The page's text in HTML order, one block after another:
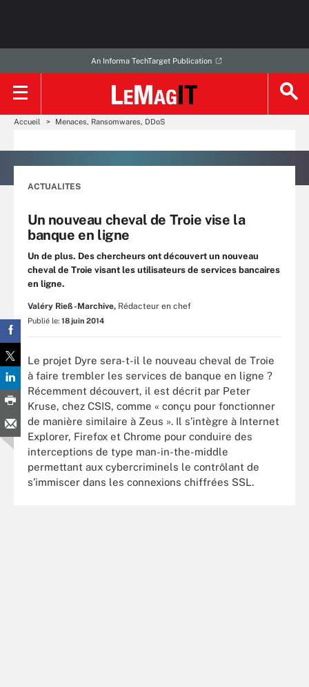
An Informa TechTarget Publication
Accueil Menaces, Ransomwares, DDoS
ACTUALITES
Un nouveau cheval de Troie vise la
banque en ligne
Un de plus. Des chercheurs ont découvert un nouveau
cheval de Troie visant les utilisateurs de services bancaires
en ligne.
Valéry Rieß-Marchive, Rédacteur en chef
Publié le: 18 juin 2014
Le projet Dyre sera-t-il le nouveau cheval de Troie
à faire trembler les services de banque en ligne ?
Récemment découvert, il est décrit par Peter
Kruse, chez CSIS, comme « conçu pour fonctionner
de manière similaire à Zeus ». Il s’intègre à Internet
Explorer, Firefox et Chrome pour conduire des
interceptions de type man-in-the-middle
permettant aux cybercriminels le contrôlant de
s’immiscer dans les connexions chiffrées SSL.